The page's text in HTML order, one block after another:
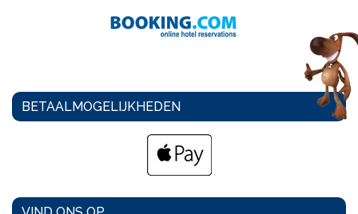
BETAALMOGELIJKHEDEN